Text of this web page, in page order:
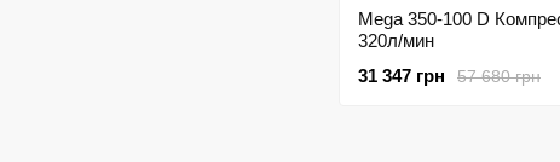
Mega 350-100 D
320л/мин
57 680 грн
31 347 грн